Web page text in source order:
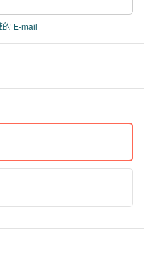
的 E-mail